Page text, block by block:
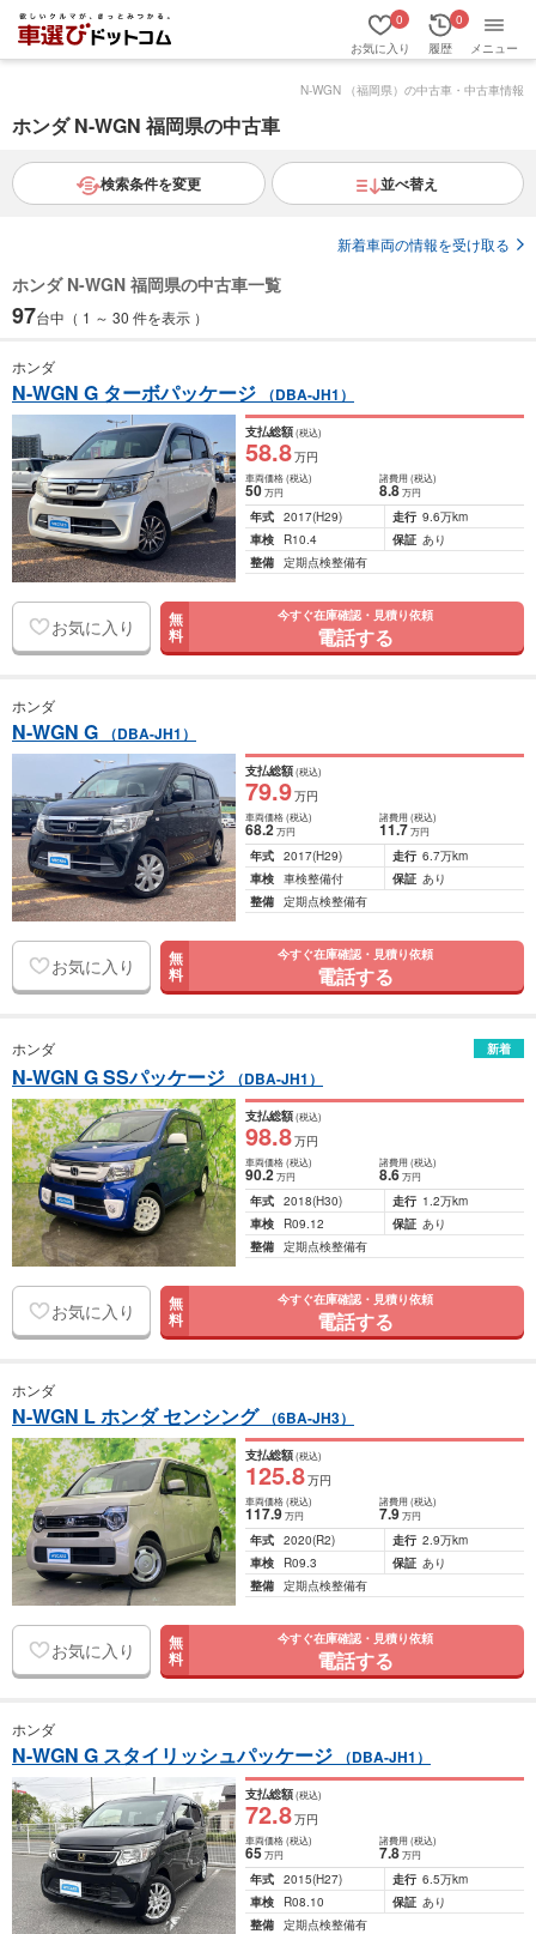
お気に入り
0
履歴
0
メニュー
N-WGN （福岡県）の中古車・中古車情報
ホンダ N-WGN 福岡県の中古車
検索条件を変更 並べ替え
新着車両の情報を受け取る
ホンダ N-WGN 福岡県の中古車一覧
97台中（ 1 ～ 30 件を表示 ）
ホンダ
N-WGN G ターボパッケージ （DBA-JH1）
支払総額(税込)
58.8万円
車両価格(税込)
50万円
諸費用 (税込)
8.8 万円
年式 2017(H29) 走行 9.6万km
車検
R10.4 保証 あり
整備 定期点検整備有
お気に入り 無
料
今すぐ在庫確認・見積り依頼
電話する
ホンダ
N-WGN G （DBA-JH1）
支払総額(税込)
79.9万円
車両価格(税込)
68.2万円
諸費用 (税込)
11.7 万円
年式 2017(H29) 走行 6.7万km
車検 車検整備付 保証 あり
整備 定期点検整備有
お気に入り 無
料
今すぐ在庫確認・見積り依頼
電話する
ホンダ 新着
N-WGN G SSパッケージ （DBA-JH1）
支払総額(税込)
98.8万円
車両価格(税込)
90.2万円
諸費用 (税込)
8.6 万円
年式 2018(H30) 走行 1.2万km
車検
R09.12 保証 あり
整備 定期点検整備有
お気に入り 無
料
今すぐ在庫確認・見積り依頼
電話する
ホンダ
N-WGN L ホンダ センシング （6BA-JH3）
支払総額(税込)
125.8万円
車両価格(税込)
117.9万円
諸費用 (税込)
7.9 万円
年式 2020(R2) 走行 2.9万km
車検
R09.3 保証 あり
整備 定期点検整備有
お気に入り 無
料
今すぐ在庫確認・見積り依頼
電話する
ホンダ
N-WGN G スタイリッシュパッケージ （DBA-JH1）
支払総額(税込)
72.8万円
車両価格(税込)
65万円
諸費用 (税込)
7.8 万円
年式 2015(H27) 走行 6.5万km
車検
R08.10 保証 あり
整備 定期点検整備有